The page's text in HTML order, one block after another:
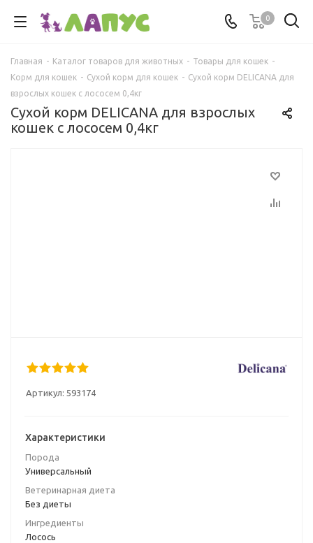
0
Главная - Каталог товаров для животных - Товары для кошек -
Корм для кошек - Сухой корм для кошек - Сухой корм DELICANA для
взрослых кошек с лососем 0,4кг
Сухой корм DELICANA для взрослых
кошек с лососем 0,4кг
Артикул: 593174
Характеристики
Порода
Универсальный
Ветеринарная диета
Без диеты
Ингредиенты
Лосось